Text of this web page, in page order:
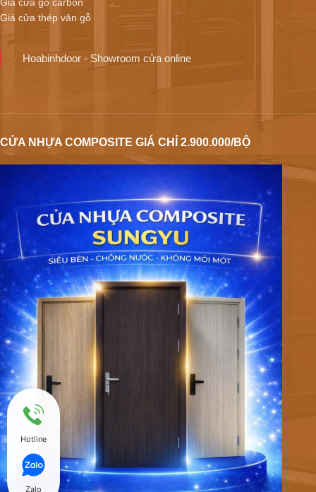
Giá cửa thép vân gỗ
Hoabinhdoor - Showroom cửa online
CỬA NHỰA COMPOSITE GIÁ CHỈ 2.900.000/BỘ
Hotline
Zalo